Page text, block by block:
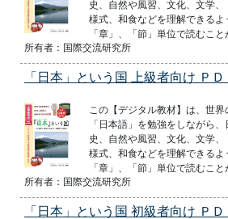
史、自然や風習、文化、文学
様式、和食などを理解できるよ
「章」、「節」単位で読むこ
所有者：国際交流研究所
「日本」という国 上級者向け Ｐ
この【デジタル教材】は、世界
「日本語」を勉強をしながら
史、自然や風習、文化、文学
様式、和食などを理解できるよ
「章」、「節」単位で読むこ
所有者：国際交流研究所
「日本」という国 初級者向け Ｐ